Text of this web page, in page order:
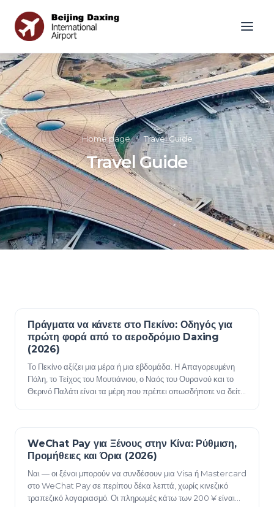
Home page » Travel Guide
Travel Guide
15 Ιουνίου 2026
Πράγματα να κάνετε στο Πεκίνο: Οδηγός για
πρώτη φορά από το αεροδρόμιο Daxing
(2026)
Το Πεκίνο αξίζει μια μέρα ή μια εβδομάδα. Η Απαγορευμένη
Πόλη, το Τείχος του Μουτιάνιου, ο Ναός του Ουρανού και το
Θερινό Παλάτι είναι τα μέρη που πρέπει οπωσδήποτε να δείτε,
14 Ιουνίου 2026
WeChat Pay για Ξένους στην Κίνα: Ρύθμιση,
Προμήθειες και Όρια (2026)
Ναι — οι ξένοι μπορούν να συνδέσουν μια Visa ή Mastercard
στο WeChat Pay σε περίπου δέκα λεπτά, χωρίς κινεζικό
τραπεζικό λογαριασμό. Οι πληρωμές κάτω των 200 ¥ είναι